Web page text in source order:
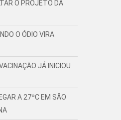
O PROJETO DA
O ÓDIO VIRA
JÁ INICIOU
A 27ºC EM SÃO